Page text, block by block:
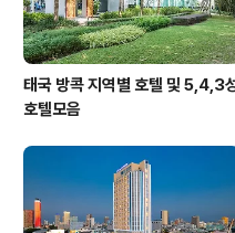
태국 방콕 지역별 호텔 및 5,4,3
호텔모음